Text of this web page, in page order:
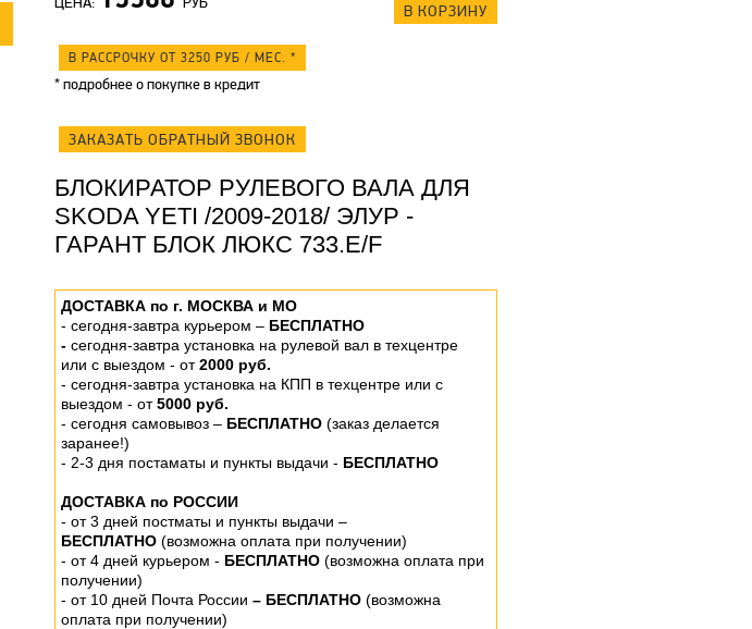
В КОРЗИНУ
В РАССРОЧКУ ОТ 3250 РУБ / МЕС. *
*подробнее о покупке в кредит
ЗАКАЗАТЬ ОБРАТНЫЙ ЗВОНОК
БЛОКИРАТОР РУЛЕВОГО ВАЛА ДЛЯ
SKODA YETI /2009-2018/ ЭЛУР -
ГАРАНТ БЛОК ЛЮКС 733.E/F
ДОСТАВКА по г. МОСКВА и МО
- сегодня-завтра курьером – БЕСПЛАТНО
- сегодня-завтра установка на рулевой вал в техцентре
или с выездом - от2000 руб.
- сегодня-завтра установка на КПП в техцентре или с
выездом - от5000 руб.
- сегодня самовывоз – БЕСПЛАТНО (заказ делается
заранее!)
- 2-3 дня постаматы и пункты выдачи - БЕСПЛАТНО
ДОСТАВКА по РОССИИ
- от 3 дней постматы и пункты выдачи –
БЕСПЛАТНО (возможна оплата при получении)
- от 4 дней курьером - БЕСПЛАТНО (возможна оплата при
получении)
- от 10 дней Почта России – БЕСПЛАТНО (возможна
оплата при получении)